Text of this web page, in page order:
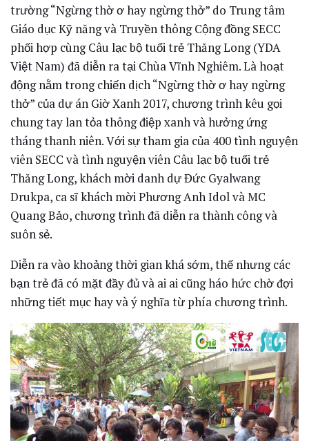
trường “Ngừng thờ ơ hay ngừng thở” do Trung tâm
Giáo dục Kỹ năng và Truyền thông Cộng đồng SECC
phối hợp cùng Câu lạc bộ tuổi trẻ Thăng Long (YDA
Việt Nam) đã diễn ra tại Chùa Vĩnh Nghiêm. Là hoạt
động nằm trong chiến dịch “Ngừng thờ ơ hay ngừng
thở” của dự án Giờ Xanh 2017, chương trình kêu gọi
chung tay lan tỏa thông điệp xanh và hưởng ứng
tháng thanh niên. Với sự tham gia của 400 tình nguyện
viên SECC và tình nguyện viên Câu lạc bộ tuổi trẻ
Thăng Long, khách mời danh dự Đức Gyalwang
Drukpa, ca sĩ khách mời Phương Anh Idol và MC
Quang Bảo, chương trình đã diễn ra thành công và
suôn sẻ.
Diễn ra vào khoảng thời gian khá sớm, thế nhưng các
bạn trẻ đã có mặt đầy đủ và ai ai cũng háo hức chờ đợi
những tiết mục hay và ý nghĩa từ phía chương trình.